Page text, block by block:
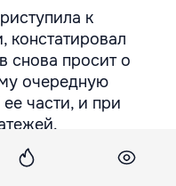
к
констатировал
снова просит о
очередную
части, и при